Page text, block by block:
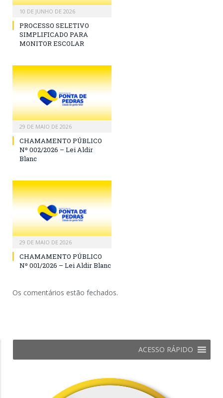
10 DE JUNHO DE 2026
PROCESSO SELETIVO
SIMPLIFICADO PARA
MONITOR ESCOLAR
29 DE MAIO DE 2026
CHAMAMENTO PÚBLICO
Nº 002/2026 – Lei Aldir
Blanc
29 DE MAIO DE 2026
CHAMAMENTO PÚBLICO
Nº 001/2026 – Lei Aldir Blanc
Os comentários estão fechados.
ACESSO RÁPIDO